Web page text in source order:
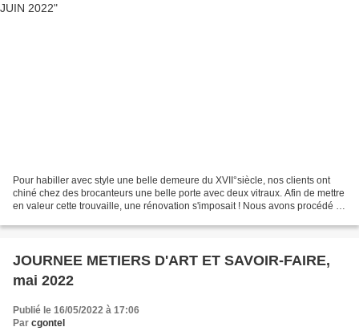
Pour habiller avec style une belle demeure du XVII°siècle, nos clients ont
chiné chez des brocanteurs une belle porte avec deux vitraux. Afin de mettre
en valeur cette trouvaille, une rénovation s'imposait ! Nous avons procédé à
JOURNEE METIERS D'ART ET SAVOIR-FAIRE,
mai 2022
Publié le 16/05/2022 à 17:06
Par cgontel